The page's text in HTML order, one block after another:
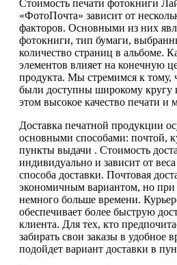
Стоимость печати фотокниги
«ФотоПочта» зависит от
факторов. Основными из них
фотокниги, тип бумаги,
количество страниц в альбоме.
элементов влияет на конечную
продукта. Мы стремимся к
были доступны широкому кругу
этом высокое качество печати и
Доставка печатной продукции
основными способами: почтой,
пункты выдачи . Стоимость
индивидуально и зависит от
способа доставки. Почтовая
экономичным вариантом, но при
немного больше времени.
обеспечивает более быструю
клиента. Для тех, кто
забирать свои заказы в удобное
подойдет вариант доставки в